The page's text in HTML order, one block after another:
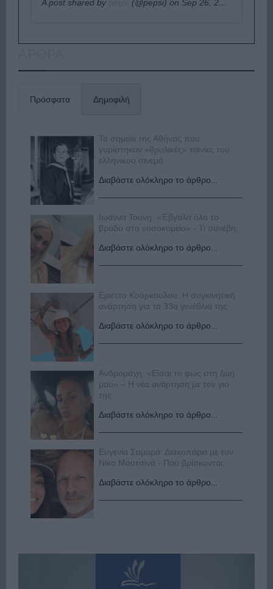
A post shared by (@pepsi) on Sep 26, 2019 at 12:45pm PDT
Πρόσφατα Δημοφιλή
Τα σημεία της Αθήνας που
γυρίστηκαν «θρυλικές» ταινίες του
ελληνικού σινεμά
Διαβάστε ολόκληρο το άρθρο...
Ιωάννα Τούνη: «Έβγαλα όλο το
βράδυ στο νοσοκομείο» - Τι συνέβη;
Διαβάστε ολόκληρο το άρθρο...
Εριέττα Κούρκουλου: Η συγκινητική
ανάρτηση για τα 33α γενέθλιά της
Διαβάστε ολόκληρο το άρθρο...
Ανδρομάχη: «Είσαι το φως στη ζωή
μου» – Η νέα ανάρτηση με τον γιο
της
Διαβάστε ολόκληρο το άρθρο...
Ευγενία Σαμαρά: Διακοπάρει με τον
Νίκο Μουτσινά - Πού βρίσκονται;
Διαβάστε ολόκληρο το άρθρο...